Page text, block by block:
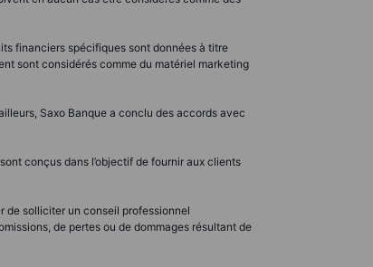
financiers spécifiques sont données à titre
sont considérés comme du matériel marketing
Saxo Banque a conclu des accords avec
conçus dans l’objectif de fournir aux clients
de solliciter un conseil professionnel
de pertes ou de dommages résultant de